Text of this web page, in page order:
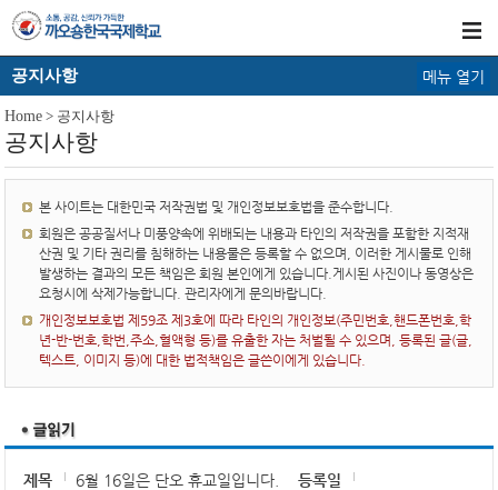
공지사항 메뉴 열기
Home > 공지사항
공지사항
본 사이트는 대한민국 저작권법 및 개인정보보호법을 준수합니다.
회원은 공공질서나 미풍양속에 위배되는 내용과 타인의 저작권을 포함한 지적재
산권 및 기타 권리를 침해하는 내용물은 등록할 수 없으며, 이러한 게시물로 인해
발생하는 결과의 모든 책임은 회원 본인에게 있습니다.게시된 사진이나 동영상은
요청시에 삭제가능합니다. 관리자에게 문의바랍니다.
개인정보보호법 제59조 제3호에 따라 타인의 개인정보(주민번호,핸드폰번호,학
년-반-번호,학번,주소,혈액형 등)를 유출한 자는 처벌될 수 있으며, 등록된 글(글,
텍스트, 이미지 등)에 대한 법적책임은 글쓴이에게 있습니다.
제목 6월 16일은 단오 휴교일입니다.
등록일